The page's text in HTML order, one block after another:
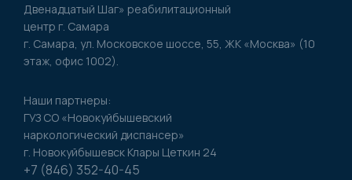
Двенадцатый Шаг» реабилитационный
центр г. Самара
г. Самара, ул. Московское шоссе, 55, ЖК «Москва» (10
этаж, офис 1002).
Наши партнеры:
ГУЗ CO «Новокуйбышевский
наркологический диспансер»
г. Новокуйбышевск Клары Цеткин 24
+7 (846) 352-40-45